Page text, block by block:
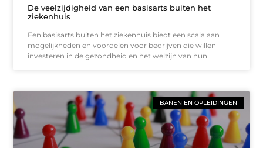
De veelzijdigheid van een basisarts buiten het
ziekenhuis
Een basisarts buiten het ziekenhuis biedt een scala aan
mogelijkheden en voordelen voor bedrijven die willen
investeren in de gezondheid en het welzijn van hun
BANEN EN OPLEIDINGEN